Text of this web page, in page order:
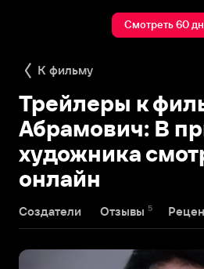
Смотреть 60
К фильму
Трейлеры к
Абрамович: В
художника
онлайн
Создатели Отзывы 5